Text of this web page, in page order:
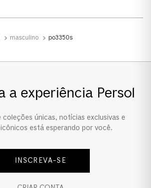
masculino po3350s
a experiência Persol
coleções únicas, notícias exclusivas e
está esperando por você.
INSCREVA-SE